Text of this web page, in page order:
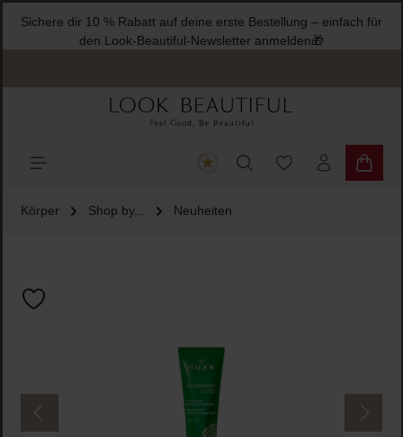
springen
Sichere dir 10 % Rabatt auf deine erste Bestellung – einfach für
den Look-Beautiful-Newsletter anmelden🎁
Du hast 0
Körper Shop by... Neuheiten